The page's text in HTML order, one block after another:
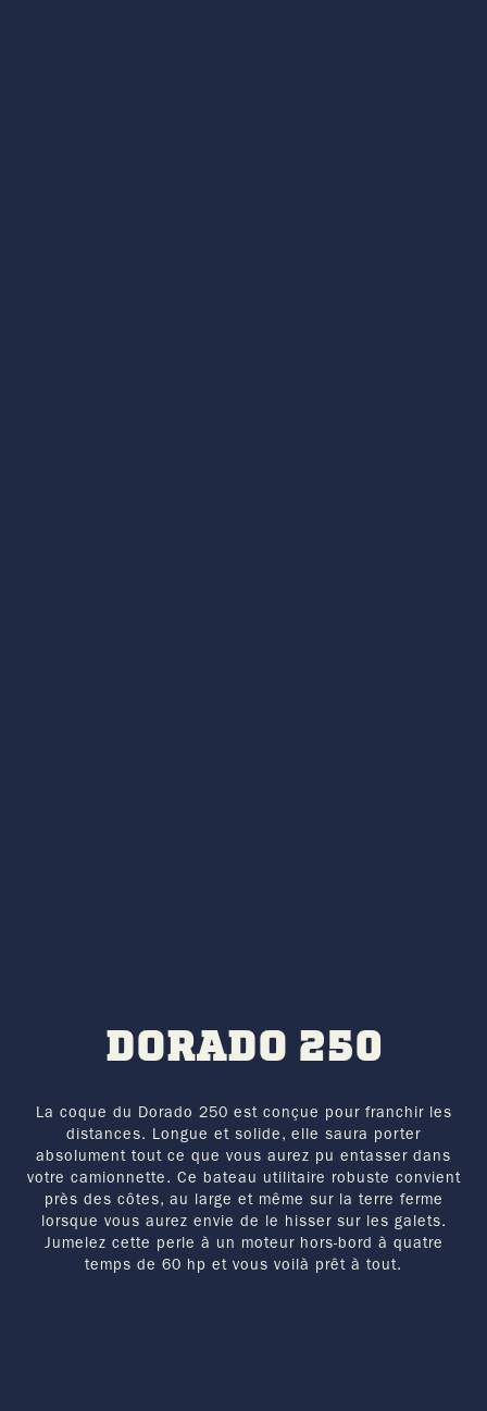
DORADO 250
La coque du Dorado 250 est conçue pour franchir les
distances. Longue et solide, elle saura porter
absolument tout ce que vous aurez pu entasser dans
votre camionnette. Ce bateau utilitaire robuste convient
près des côtes, au large et même sur la terre ferme
lorsque vous aurez envie de le hisser sur les galets.
Jumelez cette perle à un moteur hors-bord à quatre
temps de 60 hp et vous voilà prêt à tout.